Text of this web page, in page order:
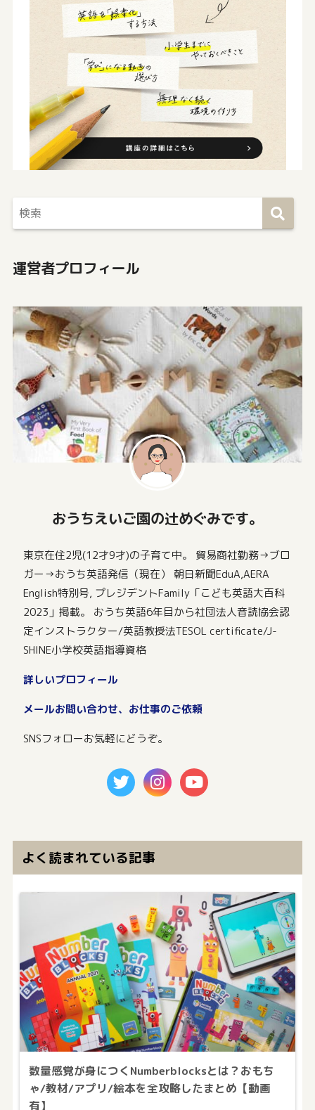
運営者プロフィール
おうちえいご園の辻めぐみです。
東京在住2児(12才9才)の子育て中。 貿易商社勤務→ブロ
ガー→おうち英語発信（現在） 朝日新聞EduA,AERA
English特別号, プレジデントFamily「こども英語大百科
2023」掲載。 おうち英語6年目から社団法人音読協会認
定インストラクター/英語教授法TESOL certificate/J-
SHINE小学校英語指導資格
詳しいプロフィール
メールお問い合わせ、お仕事のご依頼
SNSフォローお気軽にどうぞ。
よく読まれている記事
数量感覚が身につくNumberblocksとは？おもち
ゃ/教材/アプリ/絵本を全攻略したまとめ【動画
有】